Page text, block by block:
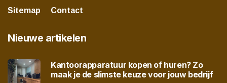
Sitemap
Contact
Nieuwe artikelen
Kantoorapparatuur kopen of huren? Zo
maak je de slimste keuze voor jouw bedrijf